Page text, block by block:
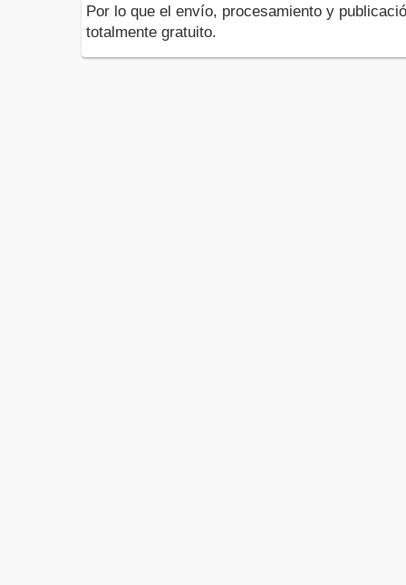
Por lo que el envío, procesamiento y
totalmente gratuito.